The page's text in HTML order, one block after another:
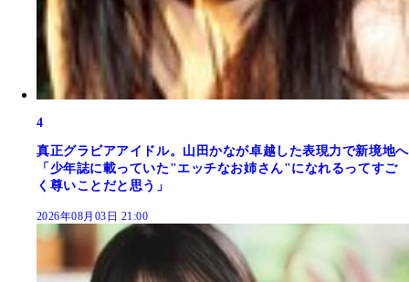
4
真正グラビアアイドル。山田かなが卓越した表現力で新境地へ
「少年誌に載っていた"エッチなお姉さん"になれるってすご
く尊いことだと思う」
2026年08月03日 21:00